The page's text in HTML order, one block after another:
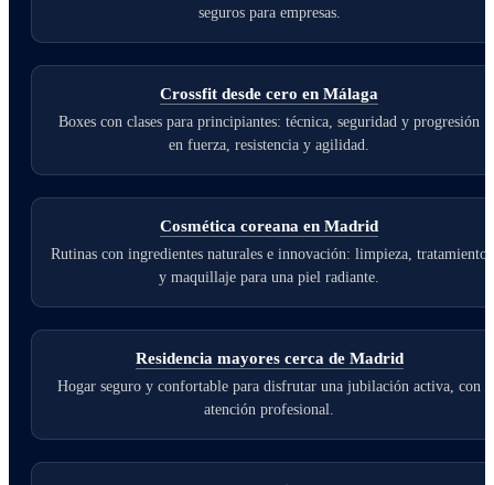
seguros para empresas.
Crossfit desde cero en Málaga
Boxes con clases para principiantes: técnica, seguridad y progresión
en fuerza, resistencia y agilidad.
Cosmética coreana en Madrid
Rutinas con ingredientes naturales e innovación: limpieza, tratamiento
y maquillaje para una piel radiante.
Residencia mayores cerca de Madrid
Hogar seguro y confortable para disfrutar una jubilación activa, con
atención profesional.